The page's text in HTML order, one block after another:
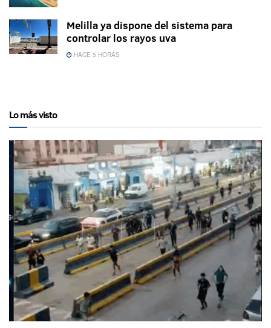
Melilla ya dispone del sistema para
controlar los rayos uva
HACE 5 HORAS
Lo más visto